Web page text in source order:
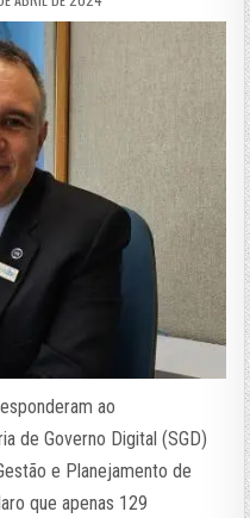
ao
de Governo Digital (SGD)
e Planejamento de
que apenas 129